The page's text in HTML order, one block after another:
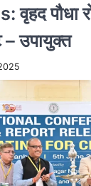
पौधा
– उपायुक्त